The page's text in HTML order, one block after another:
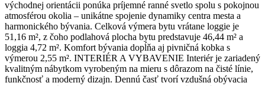
východnej orientácii ponúka príjemné ranné svetlo spolu s pokojnou
atmosférou okolia – unikátne spojenie dynamiky centra mesta a
harmonického bývania. Celková výmera bytu vrátane loggie je
51,16 m², z čoho podlahová plocha bytu predstavuje 46,44 m² a
loggia 4,72 m². Komfort bývania dopĺňa aj pivničná kobka s
výmerou 2,55 m². INTERIÉR A VYBAVENIE Interiér je zariadený
kvalitným nábytkom vyrobeným na mieru s dôrazom na čisté línie,
funkčnosť a moderný dizajn. Dennú časť tvorí vzdušná obývacia